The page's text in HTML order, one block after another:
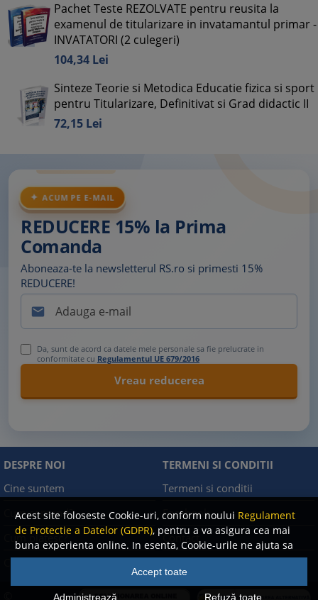
Acest site foloseste Cookie-uri, conform noului Regulament
de Protectie a Datelor (GDPR), pentru a va asigura cea mai
buna experienta online. In esenta, Cookie-urile ne ajuta sa
imbunatatim continutul de pe site, oferindu-va dvs.,
cititorul, o experienta online personalizata si mult mai
rapida. Ele sunt folosite doar de site-ul nostru si partenerii
Accept toate
Administrează Refuză toate
Pachet Teste REZOLVATE pentru reusita la
examenul de titularizare in invatamantul primar -
INVATATORI (2 culegeri)
104,34 Lei
Sinteze Teorie si Metodica Educatie fizica si sport
pentru Titularizare, Definitivat si Grad didactic II
72,15 Lei
ACUM PE E-MAIL
REDUCERE 15% la Prima
Comanda
Aboneaza-te la newsletterul RS.ro si primesti 15%
REDUCERE!

Da, sunt de acord ca datele mele personale sa fie prelucrate in
conformitate cu Regulamentul UE 679/2016
DESPRE NOI
Cine suntem
Cum comand?
Cum platesc?
TERMENI SI CONDITII
Termeni si conditii
Facebook
Contact